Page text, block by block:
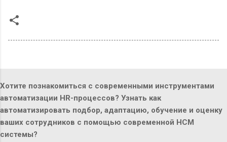
Хотите познакомиться с современными инструментами
автоматизации HR-процессов? Узнать как
автоматизировать подбор, адаптацию, обучение и оценку
ваших сотрудников с помощью современной HCM
системы?